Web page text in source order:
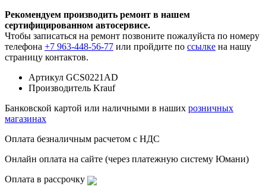
Рекомендуем производить ремонт в нашем
сертифицированном автосервисе.
Чтобы записаться на ремонт позвоните пожалуйста по номеру
телефона +7 963-448-56-77 или пройдите по ссылке на нашу
страницу контактов.
Артикул GCS0221AD
Производитель Krauf
Банковской картой или наличными в наших розничных
магазинах
Оплата безналичным расчетом с НДС
Онлайн оплата на сайте (через платежную систему Юмани)
Оплата в рассрочку